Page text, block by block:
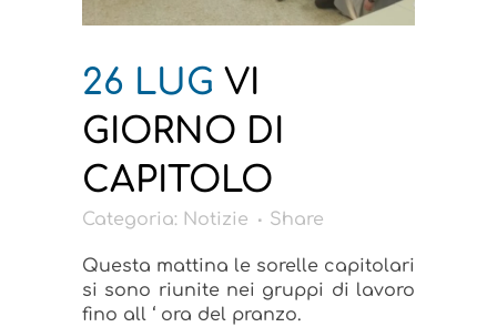
26 LUG VI
GIORNO DI
CAPITOLO
Categoria: Notizie Share
Questa mattina le sorelle capitolari
si sono riunite nei gruppi di lavoro
fino all ‘ ora del pranzo.